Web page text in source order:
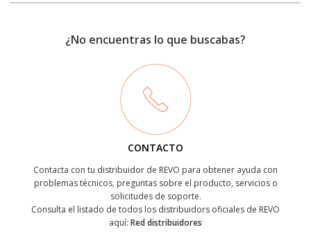
¿No encuentras lo que buscabas?
CONTACTO
Contacta con tu distribuidor de REVO para obtener ayuda con
problemas técnicos, preguntas sobre el producto, servicios o
solicitudes de soporte.
Consulta el listado de todos los distribuidors oficiales de REVO
aquí: Red distribuidores